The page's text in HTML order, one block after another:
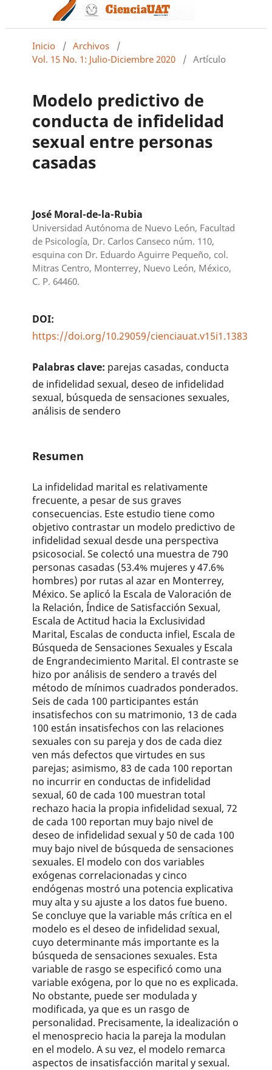
Inicio / Archivos
/
Vol. 15 No. 1: Julio-Diciembre 2020
/ Artículo
Modelo predictivo de
conducta de infidelidad
sexual entre personas
casadas
José Moral-de-la-Rubia
Universidad Autónoma de Nuevo León, Facultad
de Psicología, Dr. Carlos Canseco núm. 110,
esquina con Dr. Eduardo Aguirre Pequeño, col.
Mitras Centro, Monterrey, Nuevo León, México,
C. P. 64460.
DOI:
https://doi.org/10.29059/cienciauat.v15i1.1383
Palabras clave: parejas casadas, conducta
de infidelidad sexual, deseo de infidelidad
sexual, búsqueda de sensaciones sexuales,
análisis de sendero
Resumen
La infidelidad marital es relativamente
frecuente, a pesar de sus graves
consecuencias. Este estudio tiene como
objetivo contrastar un modelo predictivo de
infidelidad sexual desde una perspectiva
psicosocial. Se colectó una muestra de 790
personas casadas (53.4% mujeres y 47.6%
hombres) por rutas al azar en Monterrey,
México. Se aplicó la Escala de Valoración de
la Relación, Índice de Satisfacción Sexual,
Escala de Actitud hacia la Exclusividad
Marital, Escalas de conducta infiel, Escala de
Búsqueda de Sensaciones Sexuales y Escala
de Engrandecimiento Marital. El contraste se
hizo por análisis de sendero a través del
método de mínimos cuadrados ponderados.
Seis de cada 100 participantes están
insatisfechos con su matrimonio, 13 de cada
100 están insatisfechos con las relaciones
sexuales con su pareja y dos de cada diez
ven más defectos que virtudes en sus
parejas; asimismo, 83 de cada 100 reportan
no incurrir en conductas de infidelidad
sexual, 60 de cada 100 muestran total
rechazo hacia la propia infidelidad sexual, 72
de cada 100 reportan muy bajo nivel de
deseo de infidelidad sexual y 50 de cada 100
muy bajo nivel de búsqueda de sensaciones
sexuales. El modelo con dos variables
exógenas correlacionadas y cinco
endógenas mostró una potencia explicativa
muy alta y su ajuste a los datos fue bueno.
Se concluye que la variable más crítica en el
modelo es el deseo de infidelidad sexual,
cuyo determinante más importante es la
búsqueda de sensaciones sexuales. Esta
variable de rasgo se especificó como una
variable exógena, por lo que no es explicada.
No obstante, puede ser modulada y
modificada, ya que es un rasgo de
personalidad. Precisamente, la idealización o
el menosprecio hacia la pareja la modulan
en el modelo. A su vez, el modelo remarca
aspectos de insatisfacción marital y sexual.